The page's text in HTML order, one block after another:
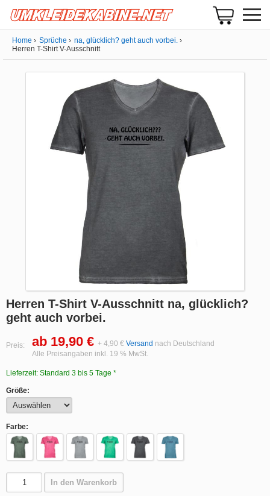
Home Sprüche
na, glücklich? geht auch vorbei.
Herren T-Shirt V-Ausschnitt
Herren T-Shirt V-Ausschnitt na, glücklich?
geht auch vorbei.
Preis: ab 19,90 € + 4,90 € Versand nach Deutschland
Alle Preisangaben inkl. 19 % MwSt.
Lieferzeit: Standard 3 bis 5 Tage *
Größe:
Farbe:
In den Warenkorb